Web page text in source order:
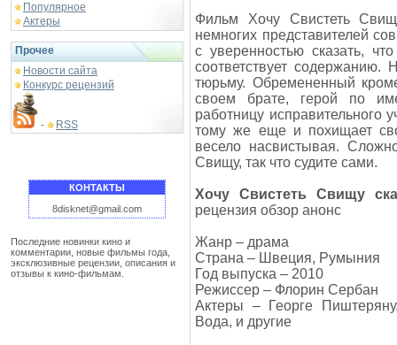
Популярное
Актеры
Прочее
Новости сайта
Конкурс рецензий
- RSS
КОНТАКТЫ
8disknet@gmail.com
Последние новинки кино и
комментарии, новые фильмы года,
эксклюзивные рецензии, описания и
отзывы к кино-фильмам.
Фильм Хочу Свистеть
немногих представителей
с уверенностью сказать,
соответствует содержанию.
тюрьму. Обремененный
своем брате, герой по
работницу исправительного
тому же еще и похищает
весело насвистывая.
Свищу, так что судите сами.
Хочу Свистеть Свищу
рецензия обзор анонс
Жанр – драма
Страна – Швеция, Румыния
Год выпуска – 2010
Режиссер – Флорин Сербан
Актеры – Георге
Вода, и другие